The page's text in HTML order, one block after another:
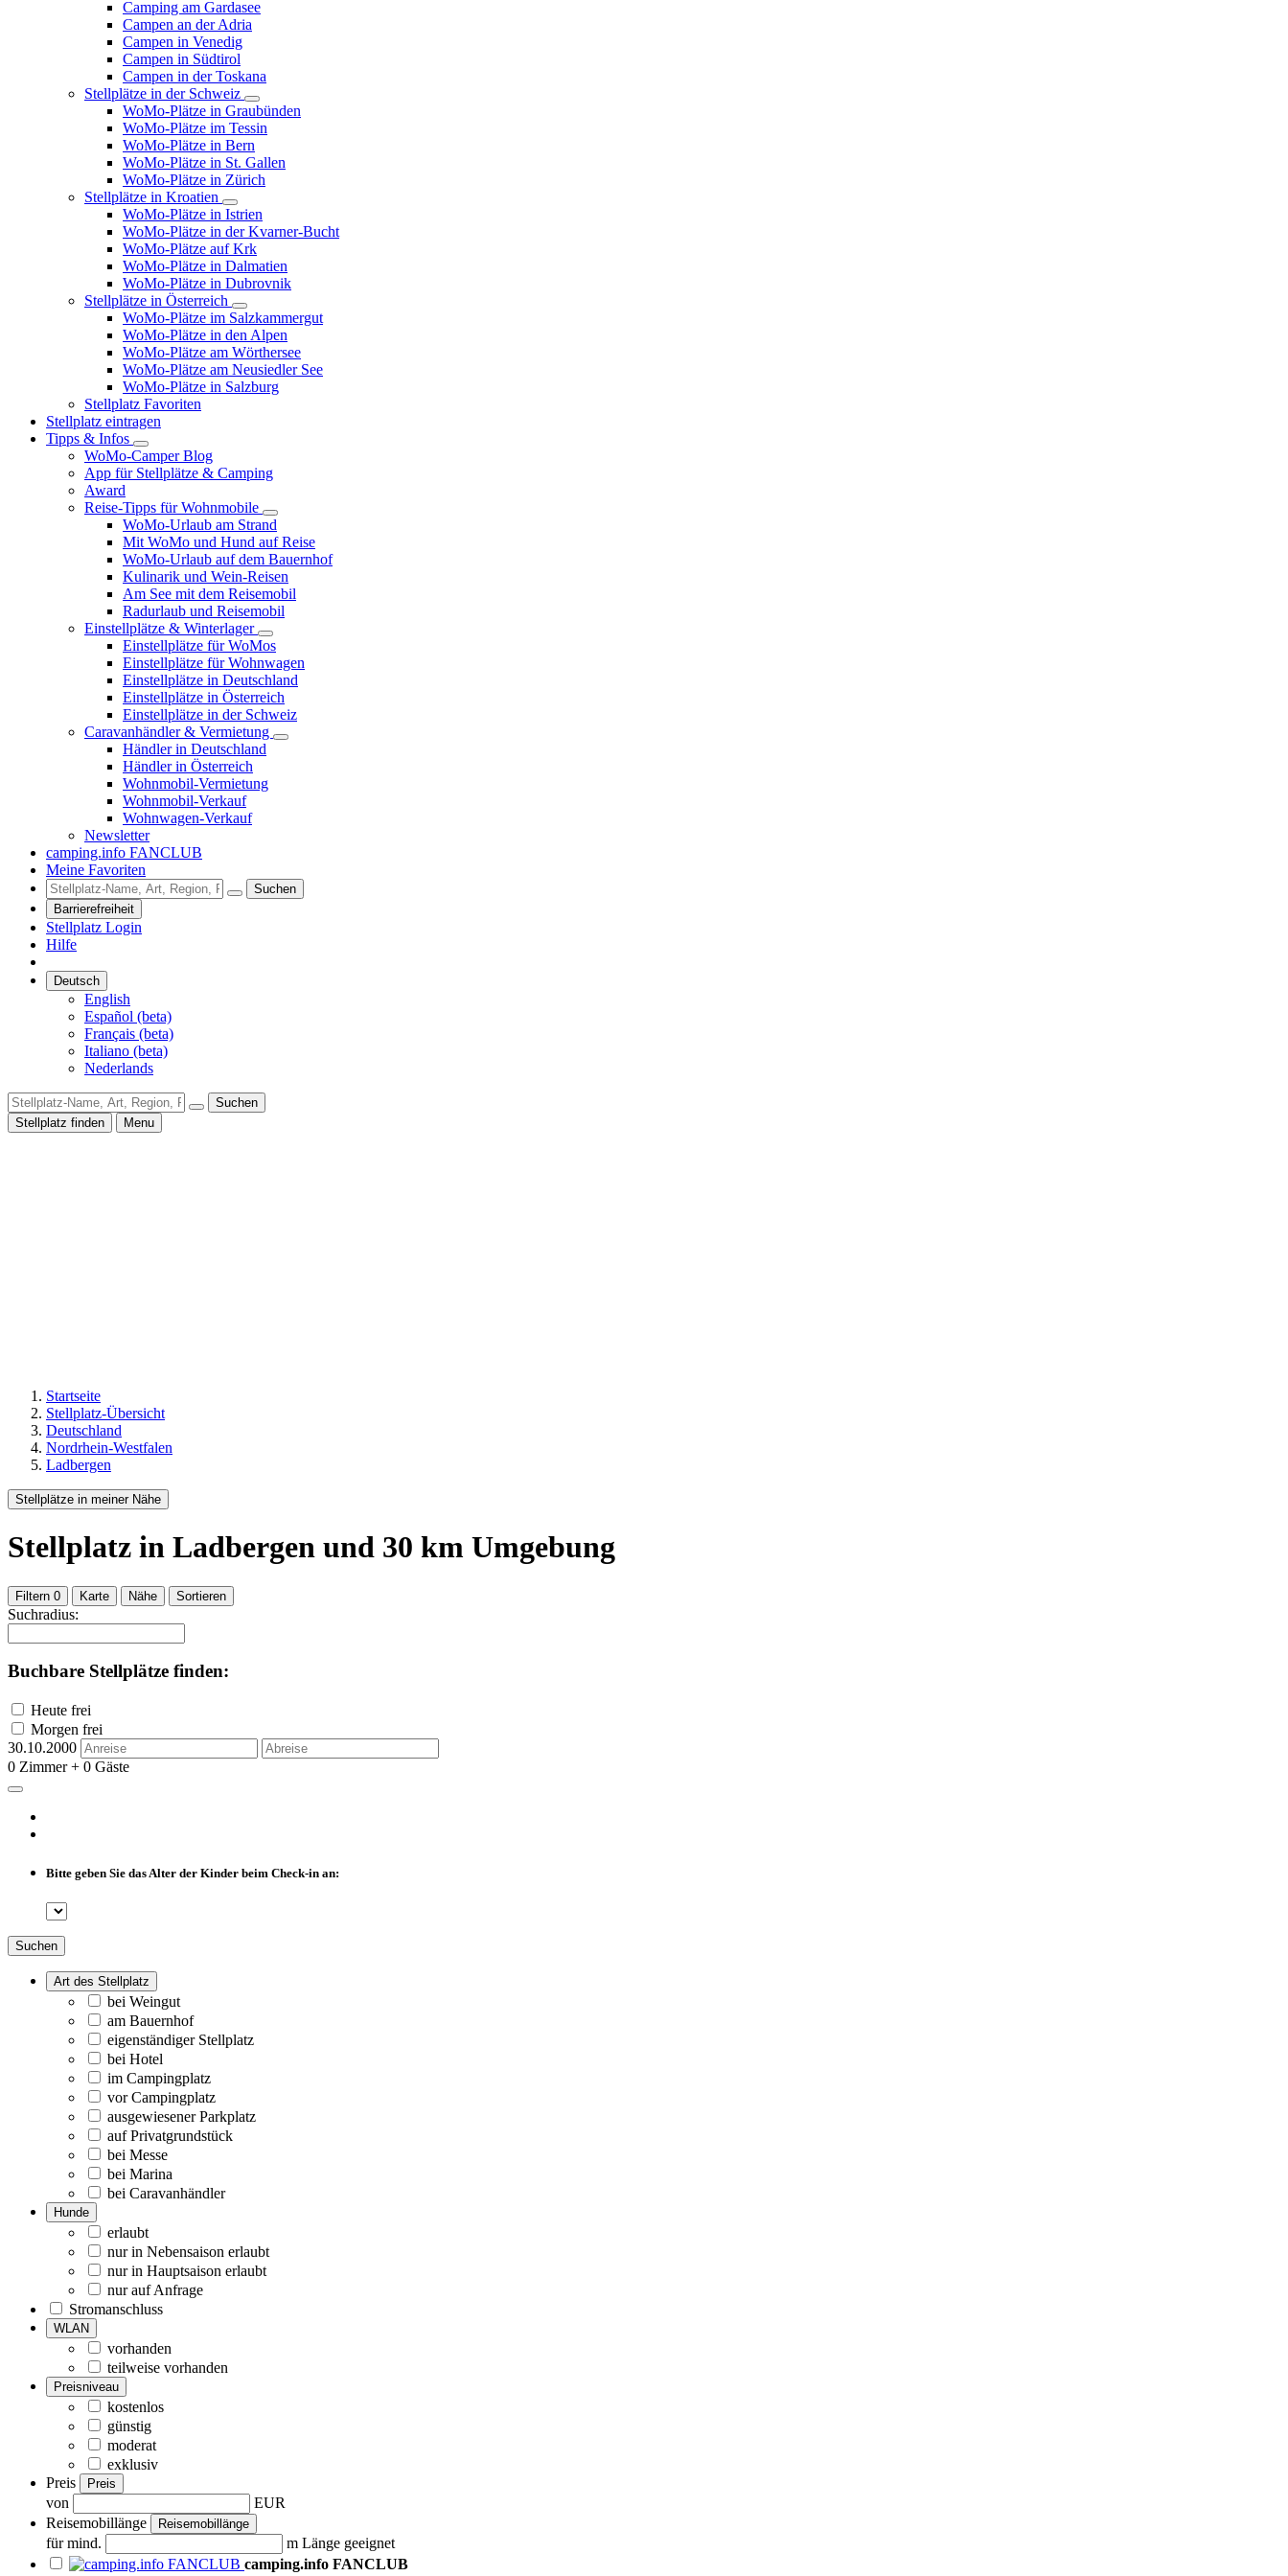
Camping am Gardasee
Campen an der Adria
Campen in Venedig
Campen in Südtirol
Campen in der Toskana
Stellplätze in der Schweiz
WoMo-Plätze in Graubünden
WoMo-Plätze im Tessin
WoMo-Plätze in Bern
WoMo-Plätze in St. Gallen
WoMo-Plätze in Zürich
Stellplätze in Kroatien
WoMo-Plätze in Istrien
WoMo-Plätze in der Kvarner-Bucht
WoMo-Plätze auf Krk
WoMo-Plätze in Dalmatien
WoMo-Plätze in Dubrovnik
Stellplätze in Österreich
WoMo-Plätze im Salzkammergut
WoMo-Plätze in den Alpen
WoMo-Plätze am Wörthersee
WoMo-Plätze am Neusiedler See
WoMo-Plätze in Salzburg
Stellplatz Favoriten
Stellplatz eintragen
Tipps & Infos
WoMo-Camper Blog
App für Stellplätze & Camping
Award
Reise-Tipps für Wohnmobile
WoMo-Urlaub am Strand
Mit WoMo und Hund auf Reise
WoMo-Urlaub auf dem Bauernhof
Kulinarik und Wein-Reisen
Am See mit dem Reisemobil
Radurlaub und Reisemobil
Einstellplätze & Winterlager
Einstellplätze für WoMos
Einstellplätze für Wohnwagen
Einstellplätze in Deutschland
Einstellplätze in Österreich
Einstellplätze in der Schweiz
Caravanhändler & Vermietung
Händler in Deutschland
Händler in Österreich
Wohnmobil-Vermietung
Wohnmobil-Verkauf
Wohnwagen-Verkauf
Newsletter
camping.info FANCLUB
Meine Favoriten
Suchen
Barrierefreiheit
Stellplatz Login
Hilfe
Deutsch
English
Español (beta)
Français (beta)
Italiano (beta)
Nederlands
Suchen
Stellplatz finden
Menu
Startseite
Stellplatz-Übersicht
Deutschland
Nordrhein-Westfalen
Ladbergen
Stellplätze in meiner Nähe
Stellplatz in Ladbergen und 30 km Umgebung
Filtern 0 Karte Nähe Sortieren
Suchradius:
Buchbare Stellplätze finden:
Heute frei
Morgen frei
30.10.2000
0 Zimmer + 0 Gäste
Bitte geben Sie das Alter der Kinder beim Check-in an:
Suchen
Art des Stellplatz
bei Weingut
am Bauernhof
eigenständiger Stellplatz
bei Hotel
im Campingplatz
vor Campingplatz
ausgewiesener Parkplatz
auf Privatgrundstück
bei Messe
bei Marina
bei Caravanhändler
Hunde
erlaubt
nur in Nebensaison erlaubt
nur in Hauptsaison erlaubt
nur auf Anfrage
Stromanschluss
WLAN
vorhanden
teilweise vorhanden
Preisniveau
kostenlos
günstig
moderat
exklusiv
Preis
Preis
von
EUR
Reisemobillänge
Reisemobillänge
für mind.
m Länge geeignet
camping.info FANCLUB